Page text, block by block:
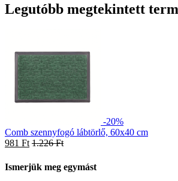
Legutóbb megtekintett
-20%
Comb szennyfogó lábtörlő, 60x40 cm
981 Ft 1.226 Ft
Ismerjük meg egymást